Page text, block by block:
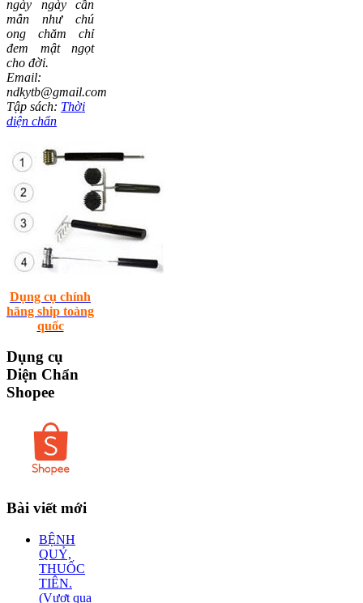
ngày ngày cần
mẫn như chú
ong chăm chỉ
đem mật ngọt
cho đời.
Email:
ndkytb@gmail.com
Tập sách: Thời
diện chẩn
Dụng cụ chính
hãng ship toàng
quốc
Dụng cụ
Diện Chẩn
Shopee
Bài viết mới
BỆNH
QUỶ,
THUỐC
TIÊN.
(Vượt qua